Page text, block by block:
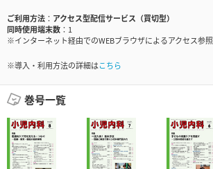
ご利用方法
アクセス型配信サービス（買切型）
同時使用端末数
1
※インターネット経由でのWEBブラウザによるアクセス参照
※導入・利用方法の詳細はこちら
巻号一覧